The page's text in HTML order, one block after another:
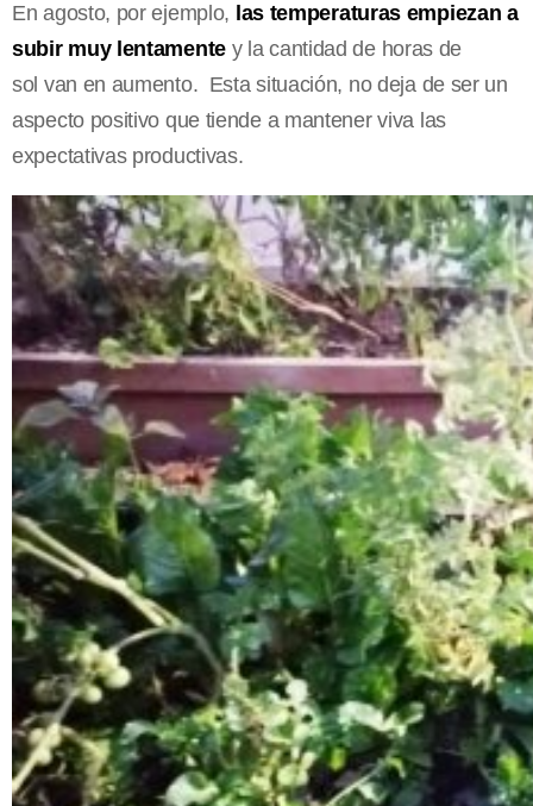
En agosto, por ejemplo, las temperaturas empiezan a
subir muy lentamente y la cantidad de horas de
sol van en aumento. Esta situación, no deja de ser un
aspecto positivo que tiende a mantener viva las
expectativas productivas.